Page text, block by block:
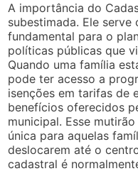
A importância do
subestimada. Ele
fundamental para o
políticas públicas que
Quando uma família
pode ter acesso a
isenções em tarifas de
benefícios oferecidos
municipal. Esse
única para aquelas
deslocarem até o
cadastral é